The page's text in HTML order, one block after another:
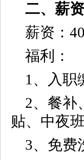
二、薪
薪资：
福利：
1、入职
2、餐补
贴、中夜
3、免费